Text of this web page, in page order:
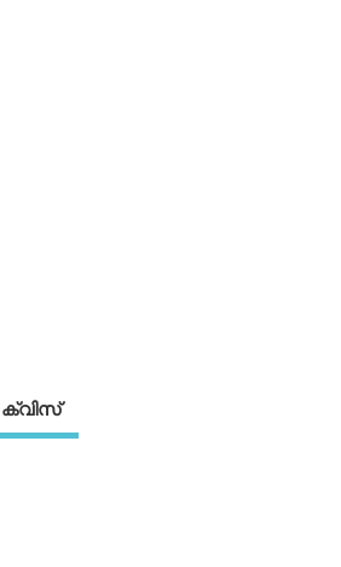
ക്വിസ്